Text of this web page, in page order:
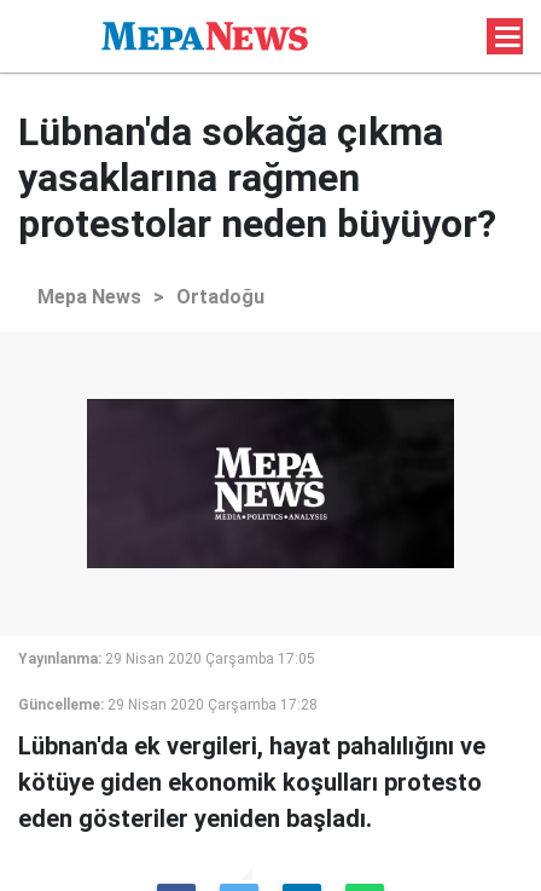
Lübnan'da sokağa çıkma
yasaklarına rağmen
protestolar neden büyüyor?
Mepa News > Ortadoğu
Yayınlanma: 29 Nisan 2020 Çarşamba 17:05
Güncelleme: 29 Nisan 2020 Çarşamba 17:28
Lübnan'da ek vergileri, hayat pahalılığını ve
kötüye giden ekonomik koşulları protesto
eden gösteriler yeniden başladı.